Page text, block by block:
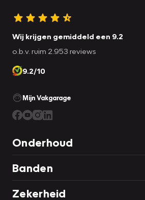
Wij krijgen gemiddeld een 9.2
o.b.v. ruim 2.953 reviews
9.2/10
Mijn Vakgarage
Onderhoud
Banden
Zekerheid